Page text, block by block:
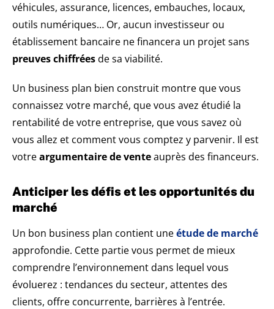
véhicules, assurance, licences, embauches, locaux,
outils numériques… Or, aucun investisseur ou
établissement bancaire ne financera un projet sans
preuves chiffréesde sa viabilité.
Un business plan bien construit montre que vous
connaissez votre marché, que vous avez étudié la
rentabilité de votre entreprise, que vous savez où
vous allez et comment vous comptez y parvenir. Il est
votreargumentaire de venteauprès des financeurs.
Anticiper les défis et les opportunités du
marché
Un bon business plan contient uneétude de marché
approfondie. Cette partie vous permet de mieux
comprendre l’environnement dans lequel vous
évoluerez : tendances du secteur, attentes des
clients, offre concurrente, barrières à l’entrée.